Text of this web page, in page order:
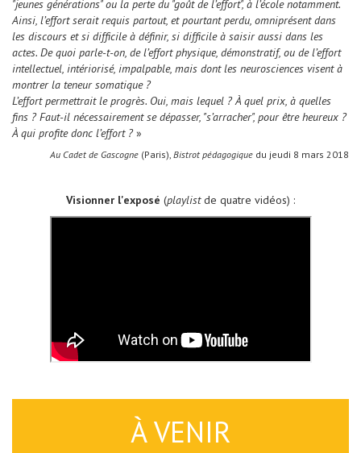
"jeunes générations" ou la perte du "goût de l’effort", à l’école notamment.
Ainsi, l’effort serait requis partout, et pourtant perdu, omniprésent dans
les discours et si difficile à définir, si difficile à saisir aussi dans les
actes. De quoi parle-t-on, de l’effort physique, démonstratif, ou de l’effort
intellectuel, intériorisé, impalpable, mais dont les neurosciences visent à
montrer la teneur somatique ?
L’effort permettrait le progrès. Oui, mais lequel ? À quel prix, à quelles
fins ? Faut-il nécessairement se dépasser, "s’arracher", pour être heureux ?
À qui profite donc l’effort ?»
Au Cadet de Gascogne (Paris), Bistrot pédagogique du jeudi 8 mars 2018
Visionner l'exposé (playlistde quatre vidéos) :
À VENIR